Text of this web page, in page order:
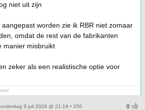
niet uit zijn
worden zie ik RBR niet zomaar
omdat de rest van de fabrikanten
manier misbruikt
zeker als een realistische optie voor
9 juli 2026 @ 21:19 • 250